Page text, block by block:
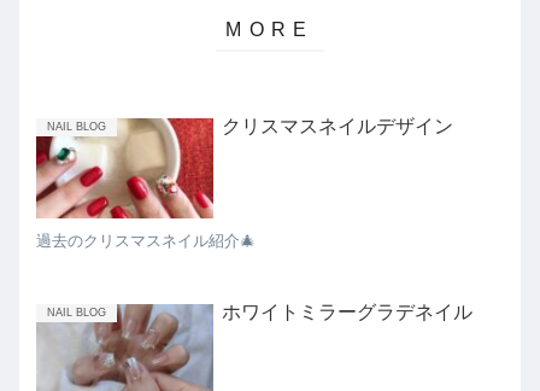
NAIL BLOG クリスマスネイルデザイン
過去のクリスマスネイル紹介🎄
NAIL BLOG ホワイトミラーグラデネイル